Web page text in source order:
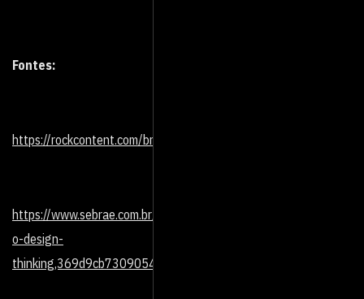
Fontes:
https://rockcontent.com/br/blog/design-thinking/
https://www.sebrae.com.br/sites/PortalSebrae/artigos/entenda-
o-design-
thinking,369d9cb730905410VgnVCM1000003b74010aRCRD